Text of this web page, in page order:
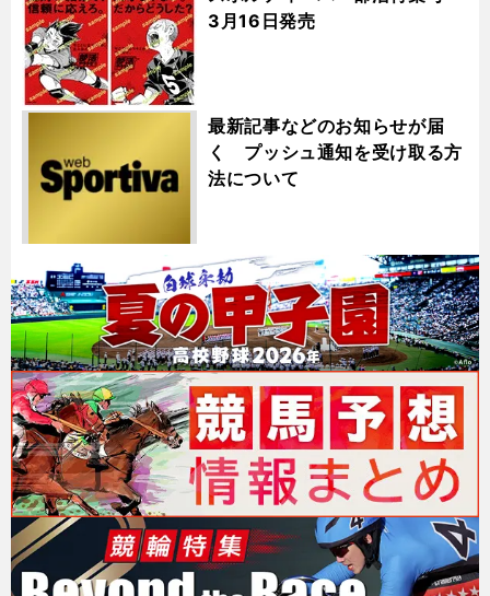
3月16日発売
最新記事などのお知らせが届
く プッシュ通知を受け取る方
法について